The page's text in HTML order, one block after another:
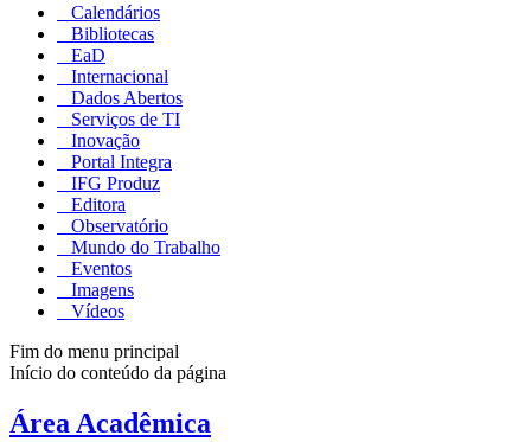
Calendários
Bibliotecas
EaD
Internacional
Dados Abertos
Serviços de TI
Inovação
Portal Integra
IFG Produz
Editora
Observatório
Mundo do Trabalho
Eventos
Imagens
Vídeos
Fim do menu principal
Início do conteúdo da página
Área Acadêmica